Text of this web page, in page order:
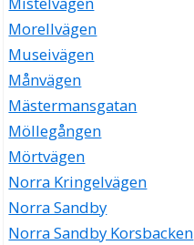
Morellvägen
Museivägen
Månvägen
Mästermansgatan
Möllegången
Mörtvägen
Norra Kringelvägen
Norra Sandby
Norra Sandby Korsbacken